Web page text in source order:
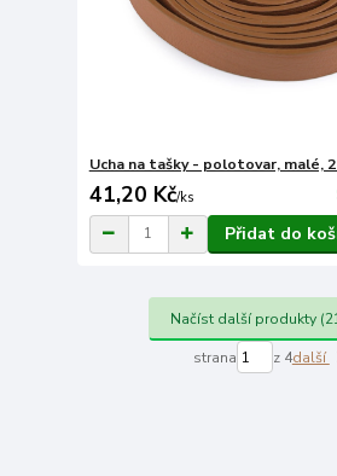
Ucha na tašky - polotovar, malé,
41,20 Kč/ks
Přidat do
Načíst další produkty
strana z 4další